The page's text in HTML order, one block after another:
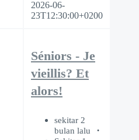
2026-06-
23T12:30:00+0200
Séniors - Je
vieillis? Et
alors!
sekitar 2
bulan lalu